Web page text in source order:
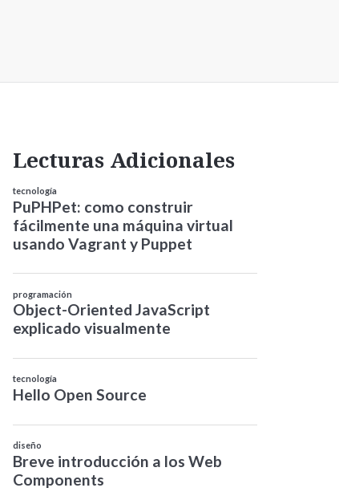
Lecturas Adicionales